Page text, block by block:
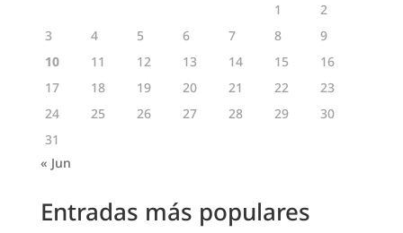
1
2
3
4 5 6 7 8
9
10
11 12 13 14 15
16
17
18 19 20 21 22
23
24
25 26 27 28 29
30
31
« Jun
Entradas más populares